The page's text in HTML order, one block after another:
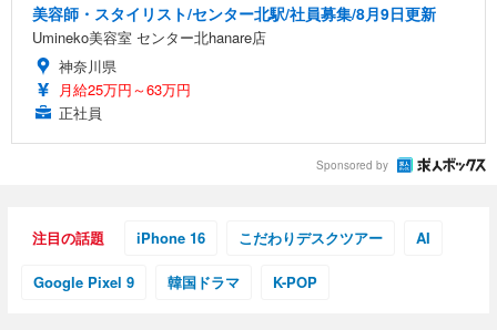
美容師・スタイリスト/センター北駅/社員募集/8月9日更新
Umineko美容室 センター北hanare店
神奈川県
月給25万円～63万円
正社員
Sponsored by
注目の話題 iPhone 16 こだわりデスクツアー AI
Google Pixel 9 韓国ドラマ K-POP